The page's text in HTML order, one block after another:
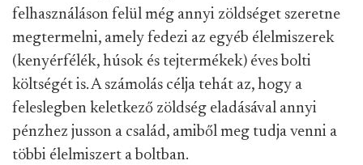
felhasználáson felül még annyi zöldséget szeretne
megtermelni, amely fedezi az egyéb élelmiszerek
(kenyérfélék, húsok és tejtermékek) éves bolti
költségét is. A számolás célja tehát az, hogy a
feleslegben keletkező zöldség eladásával annyi
pénzhez jusson a család, amiből meg tudja venni a
többi élelmiszert a boltban.